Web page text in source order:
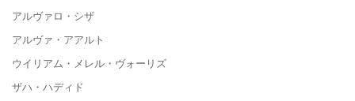
アルヴァロ・シザ
アルヴァ・アアルト
ウイリアム・メレル・ヴォーリズ
ザハ・ハディド